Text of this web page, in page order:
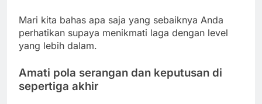
Mari kita bahas apa saja yang sebaiknya Anda
perhatikan supaya menikmati laga dengan level
yang lebih dalam.
Amati pola serangan dan keputusan di
sepertiga akhir